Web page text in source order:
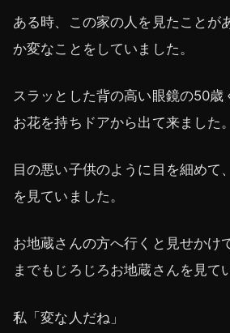
ある時、この家の人を見たことが
か変なことをしていました。
スラッとした背の高い眼鏡の50歳
お花を持ちドアから出て来ました。
目の悪い子供のように目を細めて
を見ていました。
お地蔵さんの方へ行くと見せかけ
までもじろじろお地蔵さんを見て
私「変な人だね」